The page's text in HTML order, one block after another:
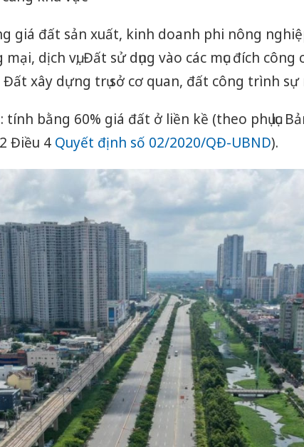
giá đất sản xuất, kinh doanh phi nông
dịch vụ; Đất sử dụng vào các mục đích công
xây dựng trụ sở cơ quan, đất công trình sự
tính bằng 60% giá đất ở liền kề (theo phụ lục
Điều 4 Quyết định số 02/2020/QĐ-UBND).